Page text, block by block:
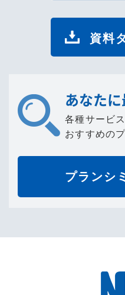
資料
あなたに
各種サービ
おすすめの
プランシ